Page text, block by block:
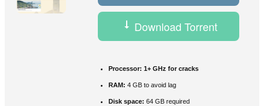
Download Torrent
Processor: 1+ GHz for cracks
RAM: 4 GB to avoid lag
Disk space: 64 GB required